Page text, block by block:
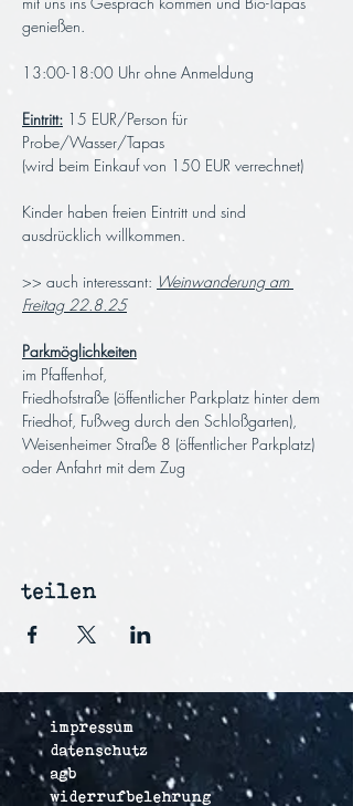
genießen.
13:00-18:00 Uhr ohne Anmeldung
Eintritt: 15 EUR/Person für
Probe/Wasser/Tapas
(wird beim Einkauf von 150 EUR verrechnet)
Kinder haben freien Eintritt und sind
ausdrücklich willkommen.
>> auch interessant: Weinwanderung am
Freitag 22.8.25
Parkmöglichkeiten
im Pfaffenhof,
Friedhofstraße (öffentlicher Parkplatz hinter dem
Friedhof, Fußweg durch den Schloßgarten),
Weisenheimer Straße 8 (öffentlicher Parkplatz)
oder Anfahrt mit dem Zug
teilen
impressum
datenschutz
agb
widerrufbelehrung